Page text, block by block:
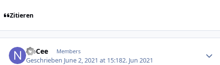
Zitieren
NoCee Members
Geschrieben June 2, 2021 at 15:182. Jun 2021